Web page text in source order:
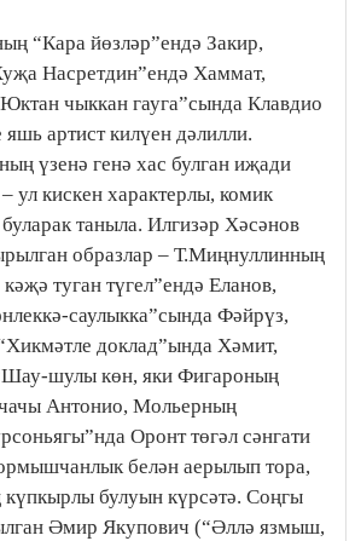
“Кара йөзләр”ендә Закир,
Насретдин”ендә Хаммат,
чыккан гауга”сында Клавдио
яшь артист килүен дәлилли.
үзенә генә хас булган иҗади
ул кискен характерлы, комик
таныла. Илгизәр Хәсәнов
образлар – Т.Миңнуллинның
туган түгел”ендә Еланов,
саулыкка”сында Фәйрүз,
доклад”ында Хәмит,
шулы көн, яки Фигароның
Антонио, Мольерның
Оронт төгәл сәнгати
белән аерылып тора,
күпкырлы булуын күрсәтә. Соңгы
Әмир Якупович (“Әллә язмыш,